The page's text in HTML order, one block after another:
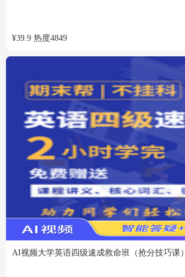
¥39.9 热度4849
AI视频大学英语四级速成救命班（抢分技巧课）